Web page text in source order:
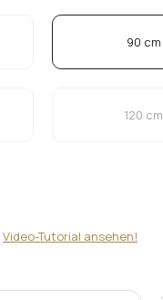
90 cm
120 cm
Video-Tutorial ansehen!